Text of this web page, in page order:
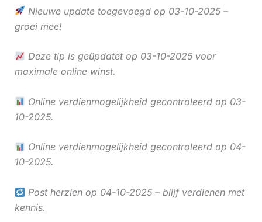
Nieuwe update toegevoegd op 03-10-2025 –
groei mee!
Deze tip is geüpdatet op 03-10-2025 voor
maximale online winst.
Online verdienmogelijkheid gecontroleerd op 03-
10-2025.
Online verdienmogelijkheid gecontroleerd op 04-
10-2025.
Post herzien op 04-10-2025 – blijf verdienen met
kennis.